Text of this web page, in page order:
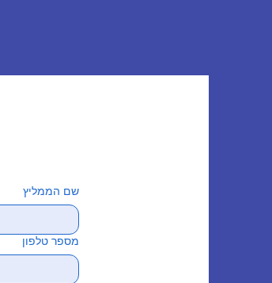
שם הממליץ
מספר טלפון